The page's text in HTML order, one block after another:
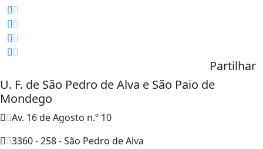
Partilhar
U. F. de São Pedro de Alva e São Paio de
Mondego
Av. 16 de Agosto n.º 10
3360 - 258 - São Pedro de Alva